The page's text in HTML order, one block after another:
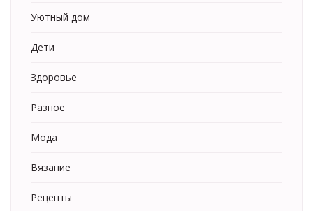
Уютный дом
Дети
Здоровье
Разное
Мода
Вязание
Рецепты